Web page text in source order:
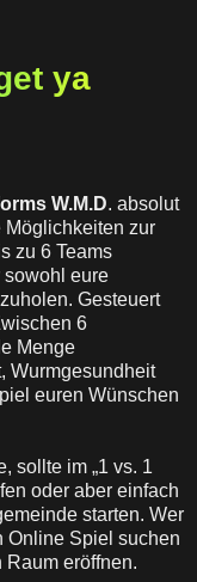
ya
W.M.D. absolut
Möglichkeiten zur
zu 6 Teams
sowohl eure
Gesteuert
6
Menge
Wurmgesundheit
euren Wünschen
sollte im „1 vs. 1
oder aber einfach
starten. Wer
Online Spiel suchen
eröffnen.